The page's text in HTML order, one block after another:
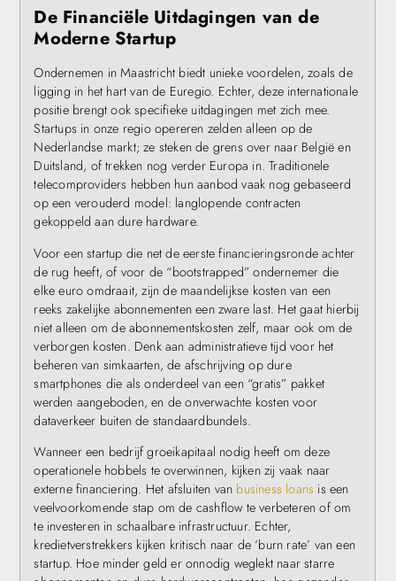
De Financiële Uitdagingen van de
Moderne Startup
Ondernemen in Maastricht biedt unieke voordelen, zoals de
ligging in het hart van de Euregio. Echter, deze internationale
positie brengt ook specifieke uitdagingen met zich mee.
Startups in onze regio opereren zelden alleen op de
Nederlandse markt; ze steken de grens over naar België en
Duitsland, of trekken nog verder Europa in. Traditionele
telecomproviders hebben hun aanbod vaak nog gebaseerd
op een verouderd model: langlopende contracten
gekoppeld aan dure hardware.
Voor een startup die net de eerste financieringsronde achter
de rug heeft, of voor de “bootstrapped” ondernemer die
elke euro omdraait, zijn de maandelijkse kosten van een
reeks zakelijke abonnementen een zware last. Het gaat hierbij
niet alleen om de abonnementskosten zelf, maar ook om de
verborgen kosten. Denk aan administratieve tijd voor het
beheren van simkaarten, de afschrijving op dure
smartphones die als onderdeel van een “gratis” pakket
werden aangeboden, en de onverwachte kosten voor
dataverkeer buiten de standaardbundels.
Wanneer een bedrijf groeikapitaal nodig heeft om deze
operationele hobbels te overwinnen, kijken zij vaak naar
externe financiering. Het afsluiten van business loans is een
veelvoorkomende stap om de cashflow te verbeteren of om
te investeren in schaalbare infrastructuur. Echter,
kredietverstrekkers kijken kritisch naar de ‘burn rate’ van een
startup. Hoe minder geld er onnodig weglekt naar starre